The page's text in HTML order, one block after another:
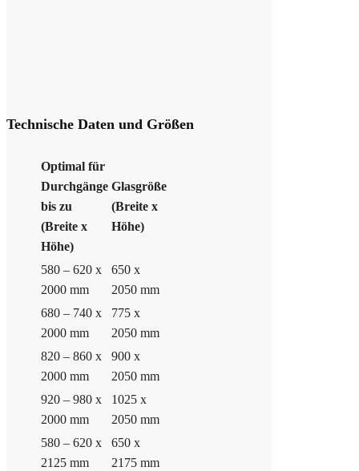
Technische Daten und Größen
Optimal für
Durchgänge
bis zu
(Breite x
Höhe)
Glasgröße
(Breite x
Höhe)
580 – 620 x
2000 mm
650 x
2050 mm
680 – 740 x
2000 mm
775 x
2050 mm
820 – 860 x
2000 mm
900 x
2050 mm
920 – 980 x
2000 mm
1025 x
2050 mm
580 – 620 x
2125 mm
650 x
2175 mm